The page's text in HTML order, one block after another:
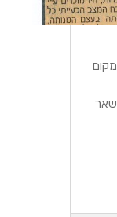
שאר